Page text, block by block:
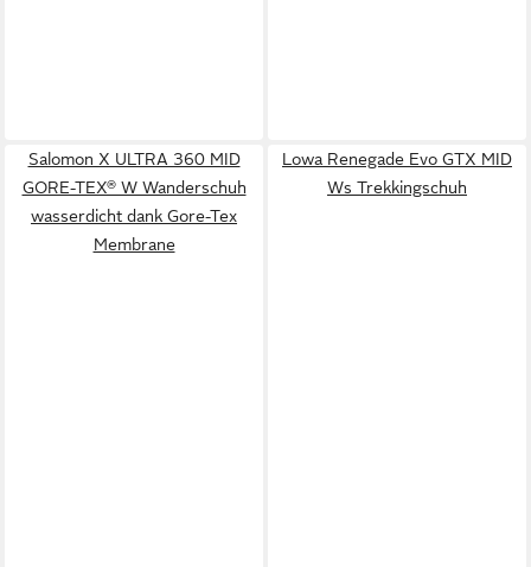
Salomon X ULTRA 360 MID
GORE-TEX® W Wanderschuh
wasserdicht dank Gore-Tex
Membrane
Lowa Renegade Evo GTX MID
Ws Trekkingschuh